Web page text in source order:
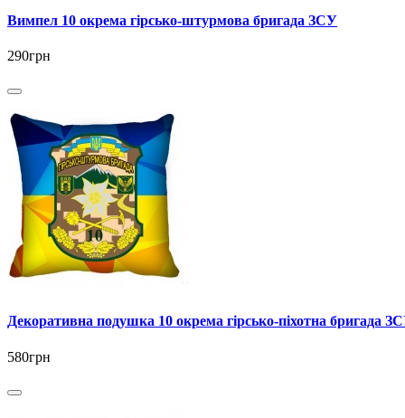
Вимпел 10 окрема гірсько-штурмова бригада ЗСУ
290грн
Декоративна подушка 10 окрема гірсько-піхотна бригада
580грн